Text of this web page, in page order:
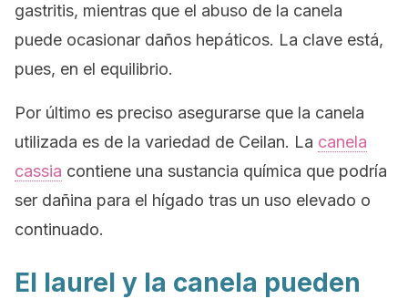
gastritis, mientras que el abuso de la canela
puede ocasionar daños hepáticos. La clave está,
pues, en el equilibrio.
Por último es preciso asegurarse que la canela
utilizada es de la variedad de Ceilan. La canela
cassia contiene una sustancia química que podría
ser dañina para el hígado tras un uso elevado o
continuado.
El laurel y la canela pueden